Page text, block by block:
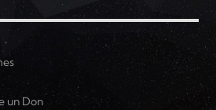
un Don